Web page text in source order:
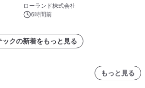
を展示しての 記念キャンペーンを開
催 英国ラジオ「NTS」の 特別プログ
アーティストを フィーチャーしたアニ
メーションを公開～
ローランド株式会社
6時間前
ックの新着をもっと見る
もっと見る